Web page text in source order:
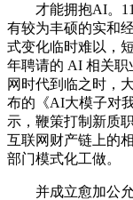
才能拥抱AI。11
有较为丰硕的实和
式变化临时难以，
年聘请的 AI 相关职
网时代到临之时，
布的《AI大模子对
示，鞭策打制新质
互联网财产链上的
部门模式化工做。
并成立愈加公允